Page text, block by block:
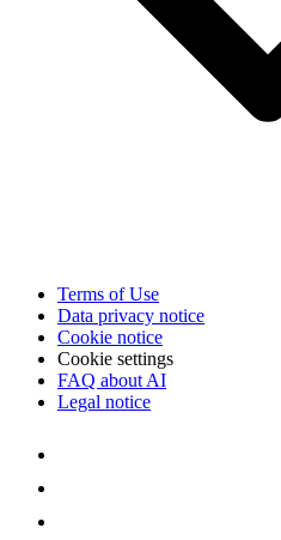
Terms of Use
Data privacy notice
Cookie notice
Cookie settings
FAQ about AI
Legal notice